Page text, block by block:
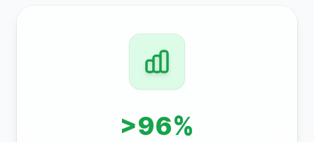
>96%